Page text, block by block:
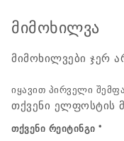
მიმოხილვა
მიმოხილვები ჯერ
იყავით პირველი
თქვენი ელფოსტის
თქვენი რეიტინგი *